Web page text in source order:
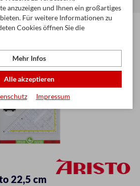
22,5 cm
anzuzeigen und Ihnen ein großartiges
Für weitere Informationen zu
Cookies öffnen Sie die
Mehr Infos
Alle akzeptieren
Impressum